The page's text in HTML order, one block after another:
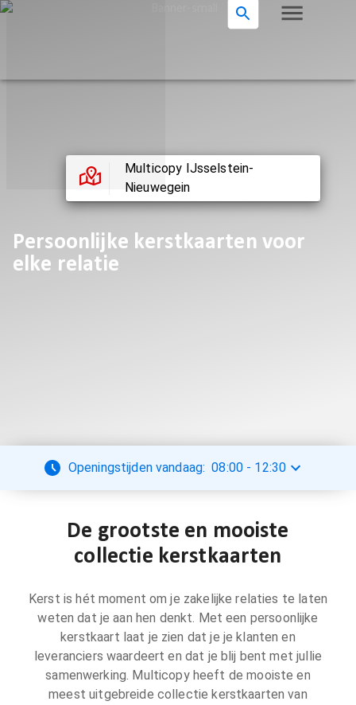
Multicopy IJsselstein-
Nieuwegein
Persoonlijke kerstkaarten voor
elke relatie
Openingstijden vandaag: 08:00 - 12:30
De grootste en mooiste
collectie kerstkaarten
Kerst is hét moment om je zakelijke relaties te laten
weten dat je aan hen denkt. Met een persoonlijke
kerstkaart laat je zien dat je je klanten en
leveranciers waardeert en dat je blij bent met jullie
samenwerking. Multicopy heeft de mooiste en
meest uitgebreide collectie kerstkaarten van